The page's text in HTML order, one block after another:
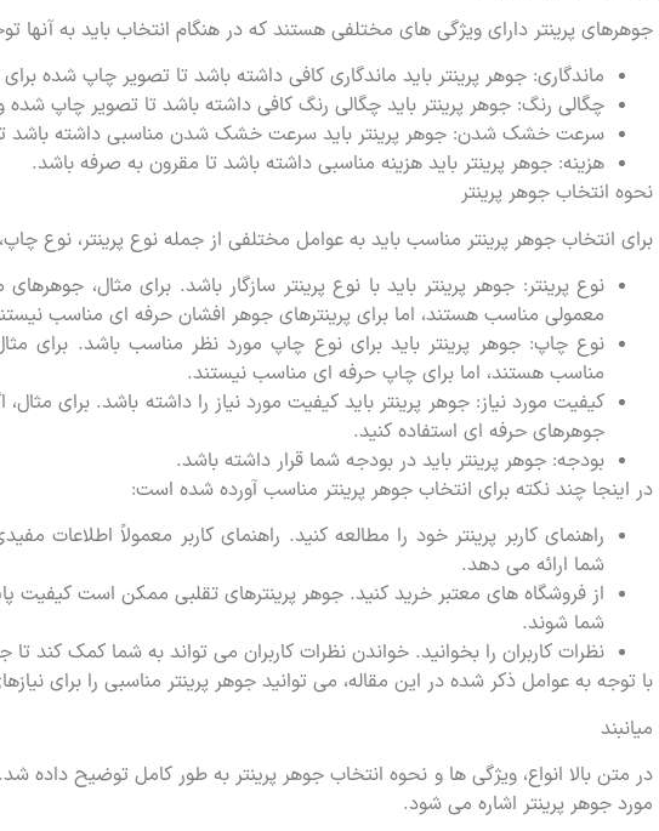
جوهرهای پرینتر دارای ویژگی های مختلفی هستند که در هنگام انتخاب باید به آنها
ماندگاری: جوهر پرینتر باید ماندگاری کافی داشته باشد تا تصویر چاپ شده
چگالی رنگ: جوهر پرینتر باید چگالی رنگ کافی داشته باشد تا تصویر چاپ
سرعت خشک شدن: جوهر پرینتر باید سرعت خشک شدن مناسبی داشته باشد تا
هزینه: جوهر پرینتر باید هزینه مناسبی داشته باشد تا مقرون به صرفه باشد.
نحوه انتخاب جوهر پرینتر
برای انتخاب جوهر پرینتر مناسب باید به عوامل مختلفی از جمله نوع پرینتر، نوع
نوع پرینتر: جوهر پرینتر باید با نوع پرینتر سازگار باشد. برای مثال،
معمولی مناسب هستند، اما برای پرینترهای جوهر افشان حرفه ای مناسب
نوع چاپ: جوهر پرینتر باید برای نوع چاپ مورد نظر مناسب باشد. برای
مناسب هستند، اما برای چاپ حرفه ای مناسب نیستند.
کیفیت مورد نیاز: جوهر پرینتر باید کیفیت مورد نیاز را داشته باشد. برای مثال،
جوهرهای حرفه ای استفاده کنید.
بودجه: جوهر پرینتر باید در بودجه شما قرار داشته باشد.
در اینجا چند نکته برای انتخاب جوهر پرینتر مناسب آورده شده است:
راهنمای کاربر پرینتر خود را مطالعه کنید. راهنمای کاربر معمولاً اطلاعات
شما ارائه می دهد.
از فروشگاه های معتبر خرید کنید. جوهر پرینترهای تقلبی ممکن است کیفیت
شما شوند.
نظرات کاربران را بخوانید. خواندن نظرات کاربران می تواند به شما کمک کند
با توجه به عوامل ذکر شده در این مقاله، می توانید جوهر پرینتر مناسبی را برای
میانبند
در متن بالا انواع، ویژگی ها و نحوه انتخاب جوهر پرینتر به طور کامل توضیح داده
مورد جوهر پرینتر اشاره می شود.